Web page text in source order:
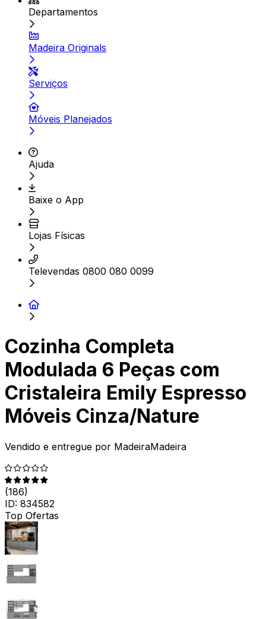
Departamentos
Madeira Originals
Serviços
Móveis Planejados
Ajuda
Baixe o App
Lojas Físicas
Televendas 0800 080 0099
Cozinha Completa
Modulada 6 Peças com
Cristaleira Emily Espresso
Móveis Cinza/Nature
Vendido e entregue por MadeiraMadeira
(186)
ID: 834582
Top Ofertas